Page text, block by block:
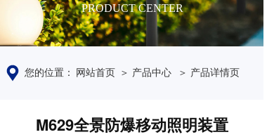
n
a
v
PRODUCT CENTER
您的位置： 网站首页 ＞ 产品中心 ＞ 产品详情页
M629全景防爆移动照明装置